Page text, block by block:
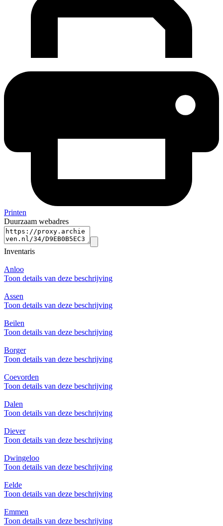
Printen
Duurzaam webadres
Inventaris
Anloo
Toon details van deze beschrijving
Assen
Toon details van deze beschrijving
Beilen
Toon details van deze beschrijving
Borger
Toon details van deze beschrijving
Coevorden
Toon details van deze beschrijving
Dalen
Toon details van deze beschrijving
Diever
Toon details van deze beschrijving
Dwingeloo
Toon details van deze beschrijving
Eelde
Toon details van deze beschrijving
Emmen
Toon details van deze beschrijving